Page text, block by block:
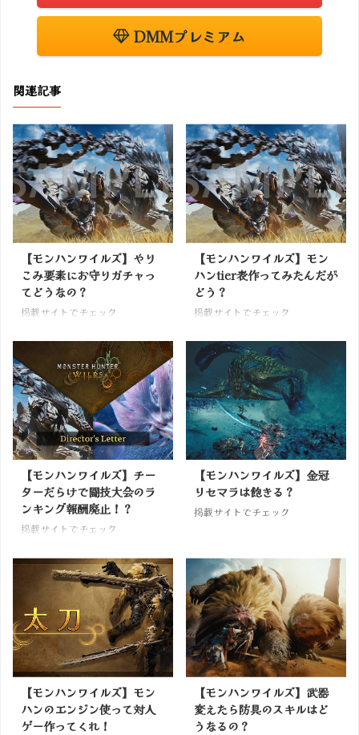
DMMプレミアム
関連記事
【モンハンワイルズ】やり
こみ要素にお守りガチャっ
てどうなの？
掲載サイトでチェック
【モンハンワイルズ】モン
ハンtier表作ってみたんだが
どう？
掲載サイトでチェック
【モンハンワイルズ】チー
ターだらけで闘技大会のラ
ンキング報酬廃止！？
掲載サイトでチェック
【モンハンワイルズ】金冠
リセマラは飽きる？
掲載サイトでチェック
【モンハンワイルズ】モン
ハンのエンジン使って対人
ゲー作ってくれ！
【モンハンワイルズ】武器
変えたら防具のスキルはど
うなるの？